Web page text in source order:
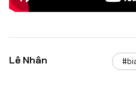
Lê Nhân